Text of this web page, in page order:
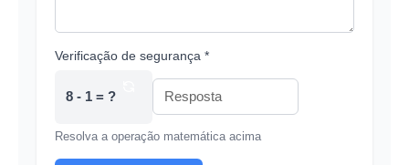
Verificação de segurança *
8 - 1 = ?
Resolva a operação matemática acima